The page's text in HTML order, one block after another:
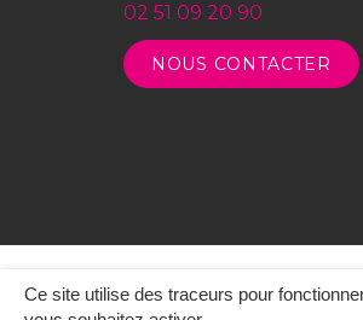
Ce site utilise des traceurs pour
02 51 09 20 90
NOUS CONTACTER